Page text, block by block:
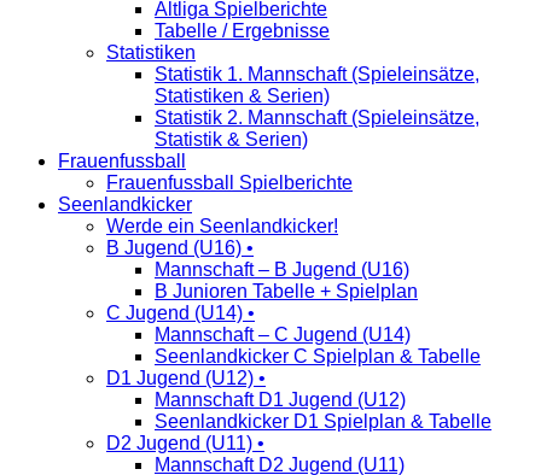
Altliga Spielberichte
Tabelle / Ergebnisse
Statistiken
Statistik 1. Mannschaft (Spieleinsätze,
Statistiken & Serien)
Statistik 2. Mannschaft (Spieleinsätze,
Statistik & Serien)
Frauenfussball
Frauenfussball Spielberichte
Seenlandkicker
Werde ein Seenlandkicker!
B Jugend (U16) •
Mannschaft – B Jugend (U16)
B Junioren Tabelle + Spielplan
C Jugend (U14) •
Mannschaft – C Jugend (U14)
Seenlandkicker C Spielplan & Tabelle
D1 Jugend (U12) •
Mannschaft D1 Jugend (U12)
Seenlandkicker D1 Spielplan & Tabelle
D2 Jugend (U11) •
Mannschaft D2 Jugend (U11)